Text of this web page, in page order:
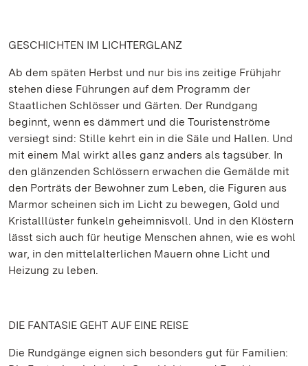
GESCHICHTEN IM LICHTERGLANZ
Ab dem späten Herbst und nur bis ins zeitige Frühjahr
stehen diese Führungen auf dem Programm der
Staatlichen Schlösser und Gärten. Der Rundgang
beginnt, wenn es dämmert und die Touristenströme
versiegt sind: Stille kehrt ein in die Säle und Hallen. Und
mit einem Mal wirkt alles ganz anders als tagsüber. In
den glänzenden Schlössern erwachen die Gemälde mit
den Porträts der Bewohner zum Leben, die Figuren aus
Marmor scheinen sich im Licht zu bewegen, Gold und
Kristalllüster funkeln geheimnisvoll. Und in den Klöstern
lässt sich auch für heutige Menschen ahnen, wie es wohl
war, in den mittelalterlichen Mauern ohne Licht und
Heizung zu leben.
DIE FANTASIE GEHT AUF EINE REISE
Die Rundgänge eignen sich besonders gut für Familien: